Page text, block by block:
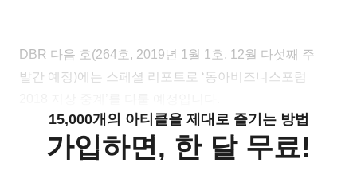
DBR 다음 호(264호, 2019년 1월 1호, 12월 다섯째 주
발간 예정)에는 스페셜 리포트로 ‘동아비즈니스포럼
15,000개의 아티클을 제대로 즐기는 방법
가입하면, 한 달 무료!